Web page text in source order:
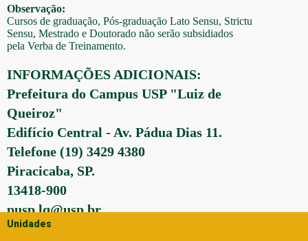
Observação:
Cursos de graduação, Pós-graduação Lato Sensu, Strictu
Sensu, Mestrado e Doutorado não serão subsidiados
pela Verba de Treinamento.
INFORMAÇÕES ADICIONAIS:
Prefeitura do Campus USP "Luiz de
Queiroz"
Edifício Central - Av. Pádua Dias 11.
Telefone (19) 3429 4380
Piracicaba, SP.
13418-900
pusp.lq@usp.br
Unidades